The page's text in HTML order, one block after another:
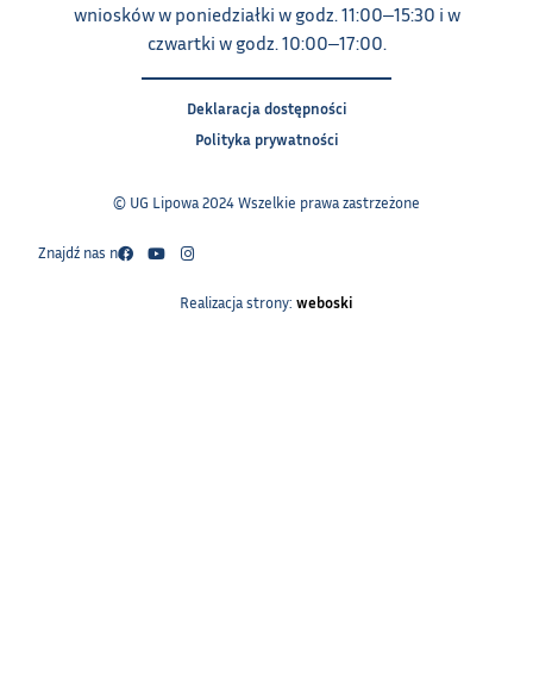
wniosków w poniedziałki w godz. 11:00‒15:30 i w
czwartki w godz. 10:00‒17:00.
Deklaracja dostępności
Polityka prywatności
© UG Lipowa 2024 Wszelkie prawa zastrzeżone
Znajdź nas na:
Realizacja strony: weboski